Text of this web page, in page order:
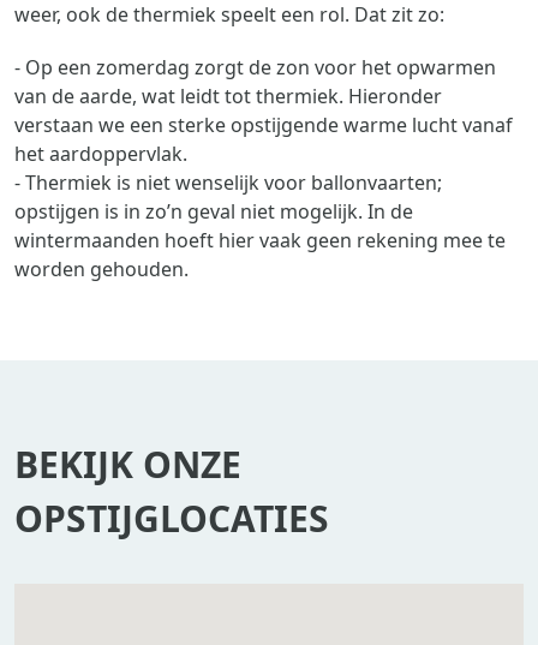
weer, ook de thermiek speelt een rol. Dat zit zo:
- Op een zomerdag zorgt de zon voor het opwarmen
van de aarde, wat leidt tot thermiek. Hieronder
verstaan we een sterke opstijgende warme lucht vanaf
het aardoppervlak.
- Thermiek is niet wenselijk voor ballonvaarten;
opstijgen is in zo’n geval niet mogelijk. In de
wintermaanden hoeft hier vaak geen rekening mee te
worden gehouden.
BEKIJK ONZE
OPSTIJGLOCATIES